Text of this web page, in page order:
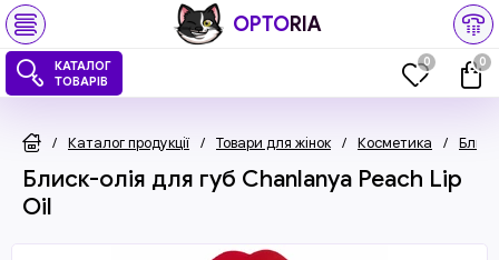
OPTORIA
КАТАЛОГ
ТОВАРІВ
0 0
/ Каталог продукції / Товари для жінок / Косметика /
Блиск-олія для губ Chanlanya Peach Lip
Oil